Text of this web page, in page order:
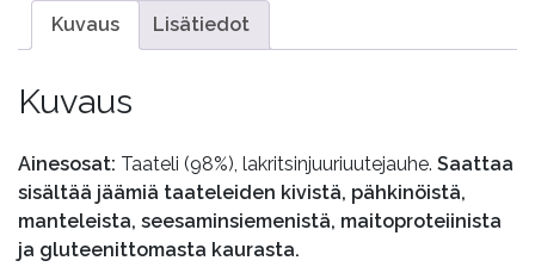
Kuvaus Lisätiedot
Kuvaus
Ainesosat: Taateli (98%), lakritsinjuuriuutejauhe. Saattaa
sisältää jäämiä taateleiden kivistä, pähkinöistä,
manteleista, seesaminsiemenistä, maitoproteiinista
ja gluteenittomasta kaurasta.